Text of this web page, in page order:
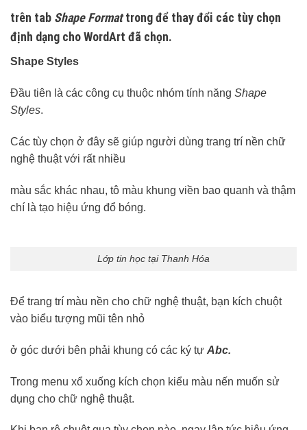
trên tab Shape Formattrong để thay đổi các tùy chọn
định dạng cho WordArt đã chọn.
Shape Styles
Đầu tiên là các công cụ thuộc nhóm tính năng Shape
Styles.
Các tùy chọn ở đây sẽ giúp người dùng trang trí nền chữ
nghệ thuật với rất nhiều
màu sắc khác nhau, tô màu khung viền bao quanh và thậm
chí là tạo hiệu ứng đổ bóng.
Lớp tin học tại Thanh Hóa
Để trang trí màu nền cho chữ nghệ thuật, bạn kích chuột
vào biểu tượng mũi tên nhỏ
ở góc dưới bên phải khung có các ký tự Abc.
Trong menu xổ xuống kích chọn kiểu màu nến muốn sử
dụng cho chữ nghệ thuật.